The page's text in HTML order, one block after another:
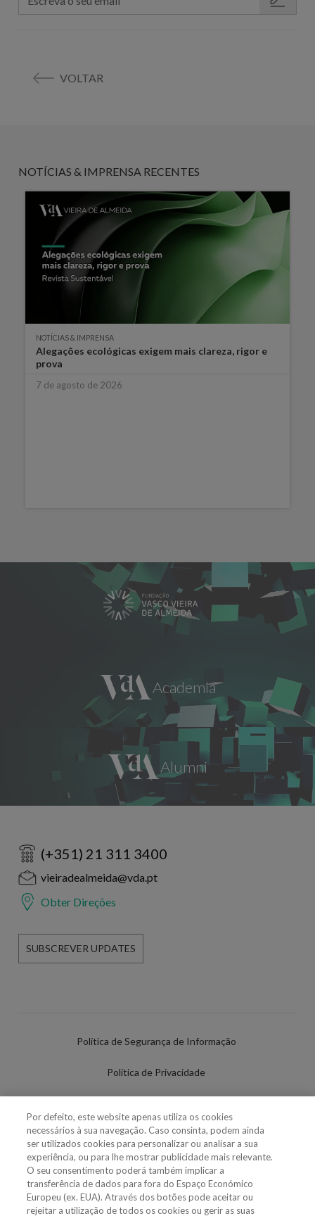
VOLTAR
NOTÍCIAS & IMPRENSA RECENTES
NOTÍCIAS & IMPRENSA
Alegações ecológicas exigem mais clareza, rigor e
prova
7 de agosto de 2026
(+351) 21 311 3400
vieiradealmeida@vda.pt
Obter Direções
SUBSCREVER UPDATES
Política de Segurança de Informação
Política de Privacidade
Política de Cookies
Definições de cookies
Uso Fraudulento Nome/Marca
Por defeito, este website apenas utiliza os cookies
necessários à sua navegação. Caso consinta, podem ainda
ser utilizados cookies para personalizar ou analisar a sua
experiência, ou para lhe mostrar publicidade mais relevante.
O seu consentimento poderá também implicar a
transferência de dados para fora do Espaço Económico
Europeu (ex. EUA). Através dos botões pode aceitar ou
rejeitar a utilização de todos os cookies ou gerir as suas